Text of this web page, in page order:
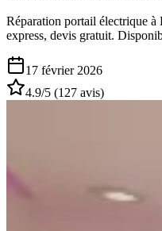
Réparation portail électrique
express, devis gratuit.
17 février 2026
4.9/5 (127 avis)